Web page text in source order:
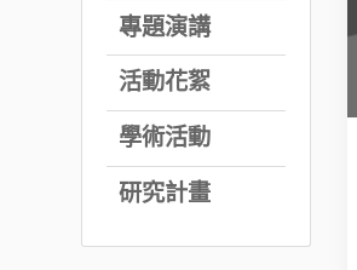
專題演講
活動花絮
學術活動
研究計畫